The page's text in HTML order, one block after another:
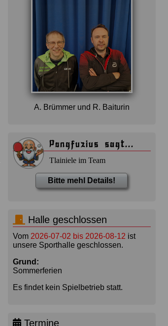
A. Brümmer und R. Baiturin
Pongfuzius sagt...
Tlainiele im Team
Bitte mehl Details!
Halle geschlossen
Vom 2026-07-02 bis 2026-08-12 ist
unsere Sporthalle geschlossen.
Grund:
Sommerferien
Es findet kein Spielbetrieb statt.
Termine